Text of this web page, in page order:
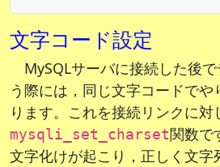
文字コード設定
MySQLサーバに接続した後
う際には，同じ文字コードで
ります。これを接続リンクに
mysqli_set_charset関数で
文字化けが起こり，正しく文字